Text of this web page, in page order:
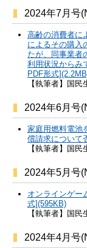
2024年7月号
高齢の消費者に
によるその購入
たが、同事業者
利用状況からみ
PDF形式
【執筆者】国
2024年6月号
家庭用燃料電池
償請求について
【執筆者】国
2024年5月号
オンラインゲー
式](595KB)
【執筆者】国
2024年4月号